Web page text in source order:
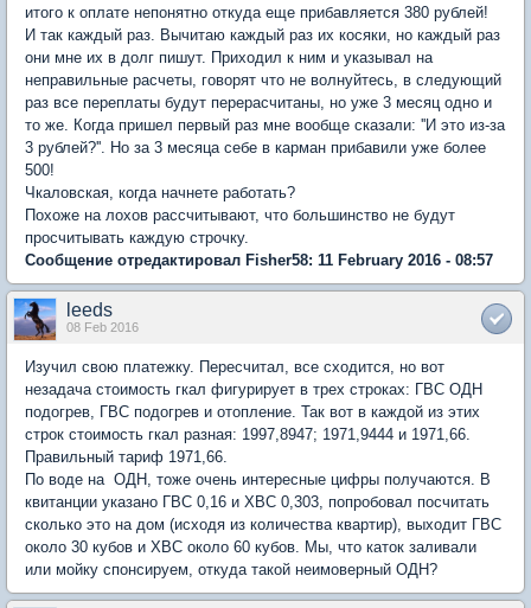
итого к оплате непонятно откуда еще прибавляется 380 рублей!
И так каждый раз. Вычитаю каждый раз их косяки, но каждый раз
они мне их в долг пишут. Приходил к ним и указывал на
неправильные расчеты, говорят что не волнуйтесь, в следующий
раз все переплаты будут перерасчитаны, но уже 3 месяц одно и
то же. Когда пришел первый раз мне вообще сказали: ''И это из-за
3 рублей?''. Но за 3 месяца себе в карман прибавили уже более
500!
Чкаловская, когда начнете работать?
Похоже на лохов рассчитывают, что большинство не будут
просчитывать каждую строчку.
Сообщение отредактировал Fisher58: 11 February 2016 - 08:57
leeds
08 Feb 2016
Изучил свою платежку. Пересчитал, все сходится, но вот
незадача стоимость гкал фигурирует в трех строках: ГВС ОДН
подогрев, ГВС подогрев и отопление. Так вот в каждой из этих
строк стоимость гкал разная: 1997,8947; 1971,9444 и 1971,66.
Правильный тариф 1971,66.
По воде на ОДН, тоже очень интересные цифры получаются. В
квитанции указано ГВС 0,16 и ХВС 0,303, попробовал посчитать
сколько это на дом (исходя из количества квартир), выходит ГВС
около 30 кубов и ХВС около 60 кубов. Мы, что каток заливали
или мойку спонсируем, откуда такой неимоверный ОДН?